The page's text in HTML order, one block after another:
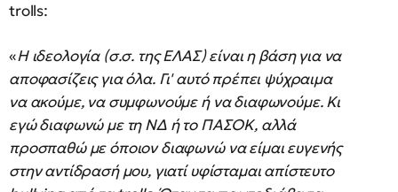
trolls:
«Η ιδεολογία (σ.σ. της ΕΛΑΣ) είναι η βάση για να
αποφασίζεις για όλα. Γι' αυτό πρέπει ψύχραιμα
να ακούμε, να συμφωνούμε ή να διαφωνούμε. Κι
εγώ διαφωνώ με τη ΝΔ ή το ΠΑΣΟΚ, αλλά
προσπαθώ με όποιον διαφωνώ να είμαι ευγενής
στην αντίδρασή μου, γιατί υφίσταμαι απίστευτο